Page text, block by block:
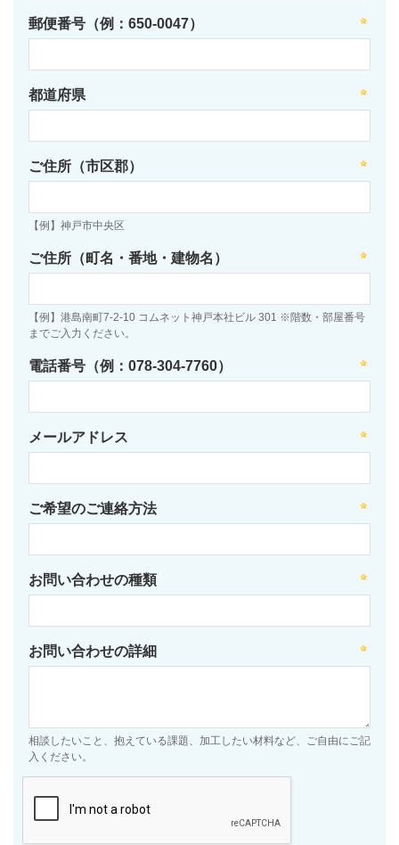
郵便番号（例：650-0047）
都道府県
ご住所（市区郡）
【例】神戸市中央区
ご住所（町名・番地・建物名）
【例】港島南町7-2-10 コムネット神戸本社ビル 301 ※階数・部屋番号
までご入力ください。
電話番号（例：078-304-7760）
メールアドレス
ご希望のご連絡方法
お問い合わせの種類
お問い合わせの詳細
相談したいこと、抱えている課題、加工したい材料など、ご自由にご記
入ください。